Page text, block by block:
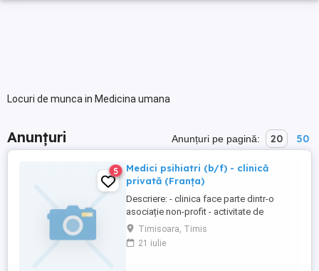
Locuri de munca in Medicina umana
Anunțuri Anunțuri pe pagină: 20 50
5
Medici psihiatri (b/f) - clinică
privată (Franța)
Descriere: - clinica face parte dintr-o
asociație non-profit - activitate de
psihiatrie generală - echipă
multidisciplinară: medici și personal
paramedical Salariu: între 5000 și 8000 net
Timisoara, Timis
21 iulie